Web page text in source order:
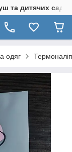
та дитячих
одяг